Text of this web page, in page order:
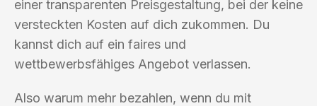
einer transparenten Preisgestaltung, bei der keine
versteckten Kosten auf dich zukommen. Du
kannst dich auf ein faires und
wettbewerbsfähiges Angebot verlassen.
Also warum mehr bezahlen, wenn du mit